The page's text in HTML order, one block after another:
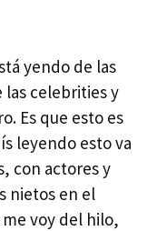
yendo de las
las celebrities y
Es que esto es
leyendo esto va
con actores y
nietos en el
voy del hilo,